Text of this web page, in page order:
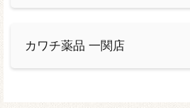
カワチ薬品 一関店